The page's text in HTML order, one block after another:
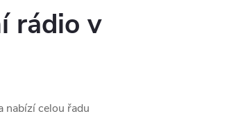
rádio v
nabízí celou řadu